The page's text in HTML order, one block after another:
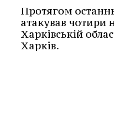
Протягом
атакував чотири
Харківській
Харків.